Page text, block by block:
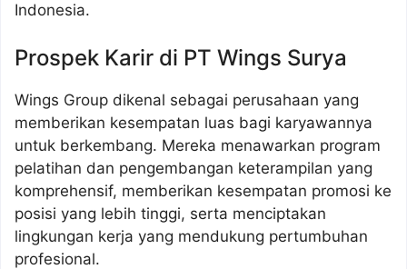
Indonesia.
Prospek Karir di PT Wings Surya
Wings Group dikenal sebagai perusahaan yang
memberikan kesempatan luas bagi karyawannya
untuk berkembang. Mereka menawarkan program
pelatihan dan pengembangan keterampilan yang
komprehensif, memberikan kesempatan promosi ke
posisi yang lebih tinggi, serta menciptakan
lingkungan kerja yang mendukung pertumbuhan
profesional.